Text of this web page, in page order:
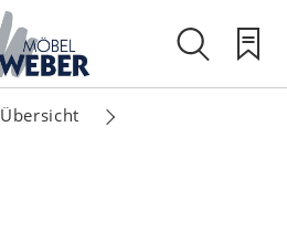
Übersicht